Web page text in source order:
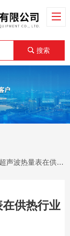
搜索
表在供热行业的应用比较
供热行业